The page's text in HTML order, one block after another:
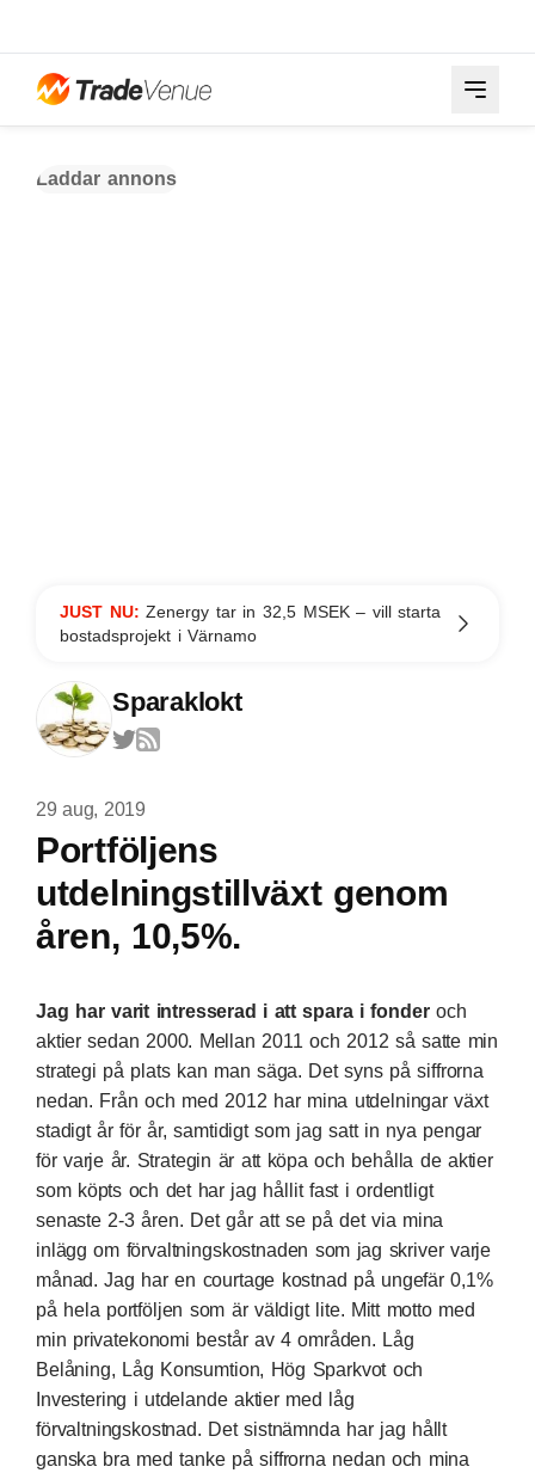
Laddar annons
JUST NU:Zenergy tar in 32,5 MSEK – vill starta
bostadsprojekt i Värnamo
Sparaklokt
29 aug, 2019
Portföljens
utdelningstillväxt genom
åren, 10,5%.
Jag har varit intresserad i att spara i fonderoch
aktier sedan 2000. Mellan 2011 och 2012 så satte min
strategi på plats kan man säga. Det syns på siffrorna
nedan. Från och med 2012 har mina utdelningar växt
stadigt år för år, samtidigt som jag satt in nya pengar
för varje år. Strategin är att köpa och behålla de aktier
som köpts och det har jag hållit fast i ordentligt
senaste 2-3 åren. Det går att se på det via mina
inlägg om förvaltningskostnaden som jag skriver varje
månad. Jag har en courtage kostnad på ungefär 0,1%
på hela portföljen som är väldigt lite. Mitt motto med
min privatekonomi består av 4 områden. Låg
Belåning, Låg Konsumtion, Hög Sparkvot och
Investering i utdelande aktier med låg
förvaltningskostnad. Det sistnämnda har jag hållt
ganska bra med tanke på siffrorna nedan och mina